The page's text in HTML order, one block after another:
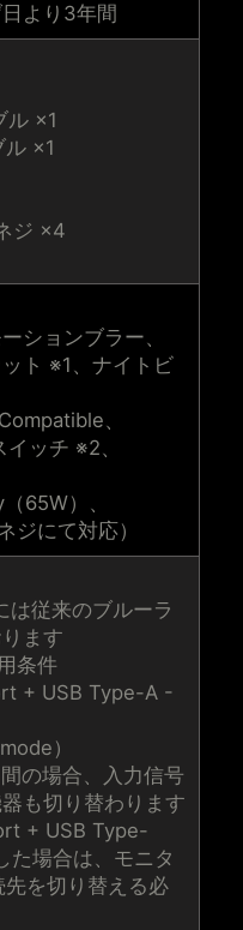
より3年間
ル ×1
×1
ジ ×4
ションブラー、
ト ※1、ナイトビ
、
ッチ ※2、
65W）、
ジにて対応）
は従来のブルーラ
ます
条件
+ USB Type-A -
）
の場合、入力信号
も切り替わります
+ USB Type-
た場合は、モニタ
を切り替える必